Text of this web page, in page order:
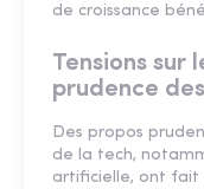
de croissance
Tensions sur
prudence
Des propos
de la tech,
artificielle, ont fait